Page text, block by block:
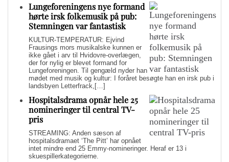
Lungeforeningens nye formand
hørte irsk folkemusik på pub:
Stemningen var fantastisk
KULTUR-TEMPERATUR: Ejvind
Frausings mors musikalske kunnen er
ikke gået i arv til Hvidovre-overlægen,
der for nylig er blevet formand for
Lungeforeningen. Til gengæld nyder han
mødet med musik og kultur: I foråret besøgte han en irsk pub i
landsbyen Letterfrack,[…]
Hospitalsdrama opnår hele 25
nomineringer til central TV-
pris
STREAMING: Anden sæson af
hospitalsdramaet ‘The Pitt’ har opnået
intet mindre end 25 Emmy-nomineringer. Heraf er 13 i
skuespillerkategorierne.